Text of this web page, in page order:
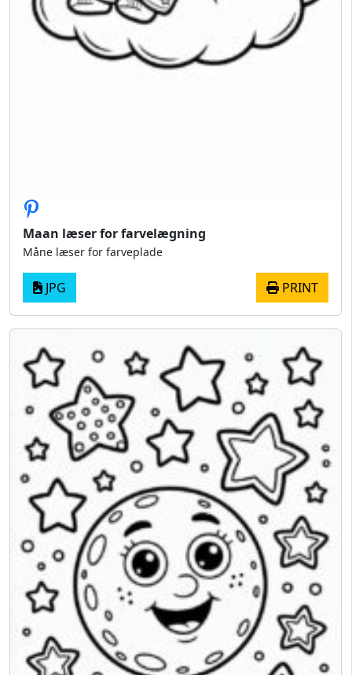
Maan læser for farvelægning
Måne læser for farveplade
JPG PRINT